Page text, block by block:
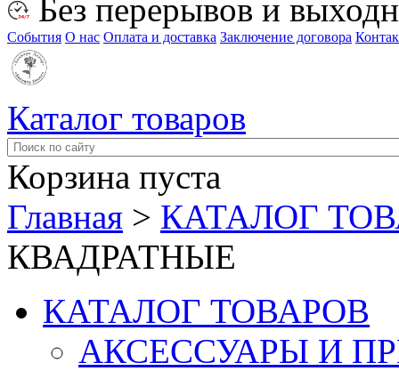
Без перерывов и
События О нас Оплата и доставка Заключение договора
Каталог товаров
Корзина пуста
Главная > КАТАЛОГ
КВАДРАТНЫЕ
КАТАЛОГ ТОВАРОВ
АКСЕССУАРЫ И